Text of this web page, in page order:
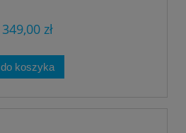
349,00 zł
do koszyka